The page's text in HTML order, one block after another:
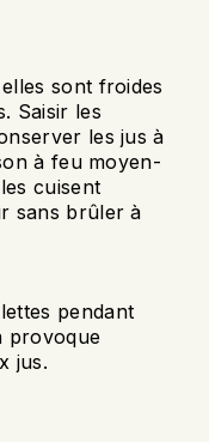
sont froides
Saisir les
les jus à
à feu moyen-
cuisent
sans brûler à
pendant
provoque
jus.